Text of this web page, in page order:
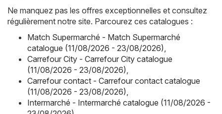
Ne manquez pas les offres exceptionnelles et consultez
régulièrement notre site. Parcourez ces catalogues :
Match Supermarché - Match Supermarché
catalogue (11/08/2026 - 23/08/2026)
Carrefour City - Carrefour City catalogue
(11/08/2026 - 23/08/2026)
Carrefour contact - Carrefour contact catalogue
(11/08/2026 - 23/08/2026)
Intermarché - Intermarché catalogue (11/08/2026 -